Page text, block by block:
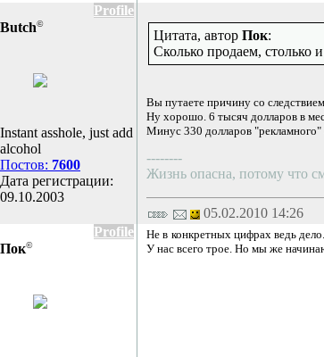
Profile
Butch©
Instant asshole, just add
alcohol
Постов: 7600
Дата регистрации:
09.10.2003
Цитата, автор Пок:
Сколько продаем, столько
Вы путаете причину со
Ну хорошо. 6 тысяч долларов в
Минус 330 долларов
--------
Жизнь опасна, потому что
05.02.2010 14:26
Profile
Пок©
Не в конкретных цифрах ведь
У нас всего трое. Но мы же